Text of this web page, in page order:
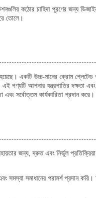
কঠোর চাহিদা পূরণের জন্য
তোলে।
একটি উচ্চ-মানের ক্রোম
এই পণ্যটি আপনার যন্ত্রপাতির
এবং সর্বোত্তম কার্যকারিতা প্রদান করে।
জন্য, দ্রুত এবং নির্ভুল
সমাধানের পরামর্শ প্রদান